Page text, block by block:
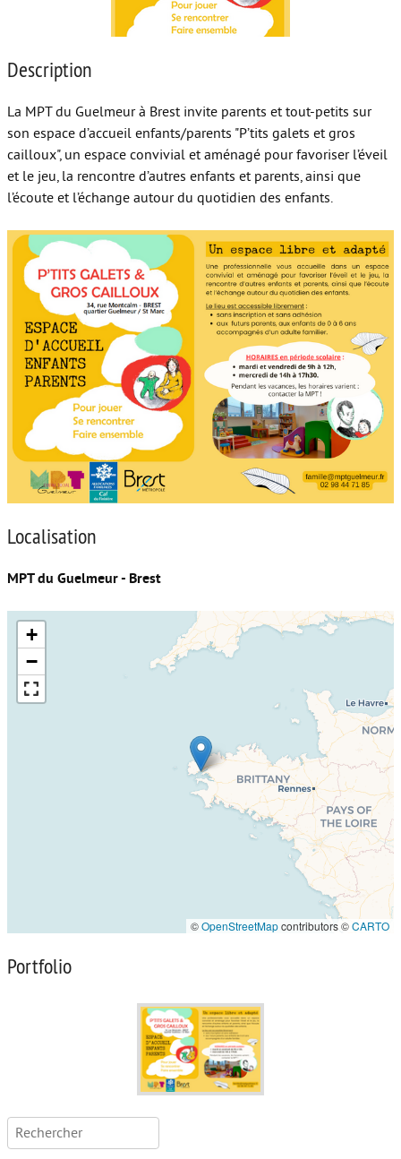
Place aux grands-parents
Description
La MPT du Guelmeur à Brest invite parents et tout-petits sur
son espace d’accueil enfants/parents "P’tits galets et gros
cailloux", un espace convivial et aménagé pour favoriser l’éveil
et le jeu, la rencontre d’autres enfants et parents, ainsi que
l’écoute et l’échange autour du quotidien des enfants.
Localisation
MPT du Guelmeur - Brest
+
−
©OpenStreetMapcontributors ©CARTO
Portfolio
Rechercher :